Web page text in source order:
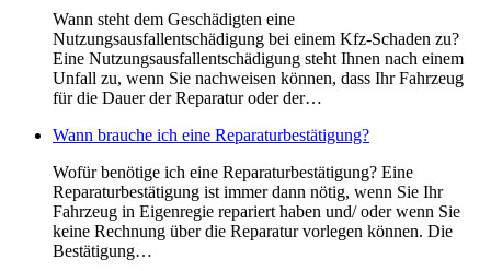
Wann steht dem Geschädigten eine
Nutzungsausfallentschädigung bei einem Kfz-Schaden zu?
Eine Nutzungsausfallentschädigung steht Ihnen nach einem
Unfall zu, wenn Sie nachweisen können, dass Ihr Fahrzeug
für die Dauer der Reparatur oder der…
Wann brauche ich eine Reparaturbestätigung?
Wofür benötige ich eine Reparaturbestätigung? Eine
Reparaturbestätigung ist immer dann nötig, wenn Sie Ihr
Fahrzeug in Eigenregie repariert haben und/ oder wenn Sie
keine Rechnung über die Reparatur vorlegen können. Die
Bestätigung…